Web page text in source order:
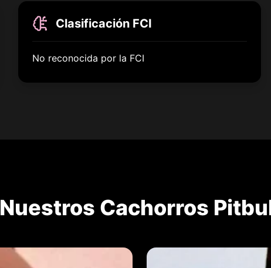
Clasificación FCI
No reconocida por la FCI
Nuestros Cachorros